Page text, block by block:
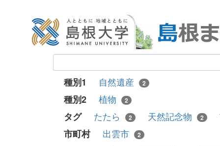
種別1 自然遺産 2
種別2 植物 2
タグ たたら 2 天然記念物 2
市町村
出雲市 2